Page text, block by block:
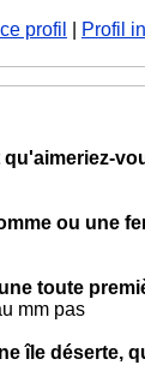
profil Profil
ou une
toute
mm pas
île déserte,